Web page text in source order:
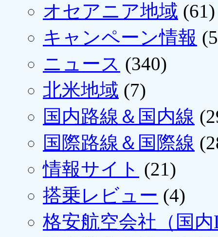
オセアニア地域 (61)
キャンペーン情報
ニュース (340)
北米地域 (7)
国内路線＆国内線
国際路線＆国際線
情報サイト (21)
搭乗レビュー (4)
格安航空会社（国